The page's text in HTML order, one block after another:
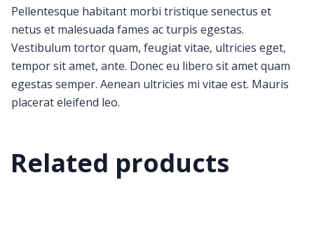
Pellentesque habitant morbi tristique senectus et
netus et malesuada fames ac turpis egestas.
Vestibulum tortor quam, feugiat vitae, ultricies eget,
tempor sit amet, ante. Donec eu libero sit amet quam
egestas semper. Aenean ultricies mi vitae est. Mauris
placerat eleifend leo.
Related products